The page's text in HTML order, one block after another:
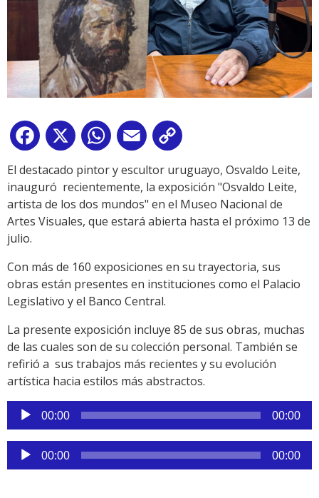
Facebook
X WhatsApp
Email
Link
El destacado pintor y escultor uruguayo, Osvaldo Leite,
inauguró recientemente, la exposición "Osvaldo Leite,
artista de los dos mundos" en el Museo Nacional de
Artes Visuales, que estará abierta hasta el próximo 13 de
julio.
Con más de 160 exposiciones en su trayectoria, sus
obras están presentes en instituciones como el Palacio
Legislativo y el Banco Central.
La presente exposición incluye 85 de sus obras, muchas
de las cuales son de su colección personal. También se
refirió a sus trabajos más recientes y su evolución
artística hacia estilos más abstractos.
Reproductor
de
audio
00:00 00:00
Reproductor
de
00:00 00:00